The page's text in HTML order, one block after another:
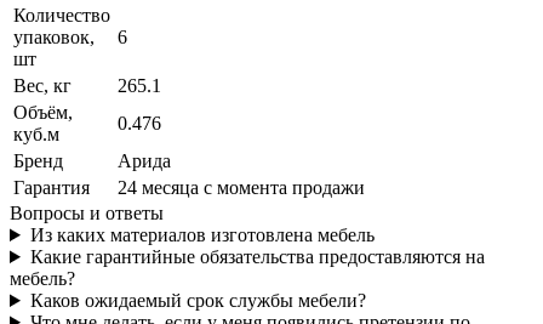
Количество
упаковок,
шт
6
Вес, кг
265.1
Объём,
куб.м
0.476
Бренд
Арида
Гарантия
24 месяца с момента продажи
Вопросы и ответы
Из каких материалов изготовлена мебель
Какие гарантийные обязательства предоставляются на
мебель?
Каков ожидаемый срок службы мебели?